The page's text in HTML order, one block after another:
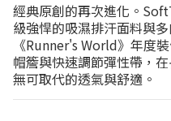
經典原創的再次進化。
級強悍的吸濕排汗面料與
《Runner's World》年度
帽簷與快速調節彈性帶，
無可取代的透氣與舒適。